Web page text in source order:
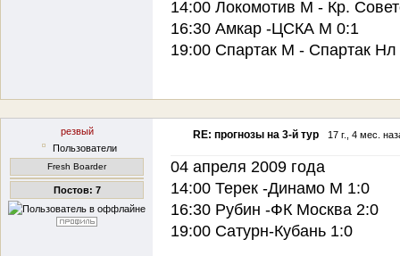
14:00 Локомотив М - Кр.
16:30 Амкар -ЦСКА М 0:1
19:00 Спартак М - Спартак Нл
резвый
Пользователи
Fresh Boarder
Постов: 7
RE: прогнозы на 3-й тур 17 г., 4 мес.
04 апреля 2009 года
14:00 Терек -Динамо М 1:0
16:30 Рубин -ФК Москва 2:0
19:00 Сатурн-Кубань 1:0